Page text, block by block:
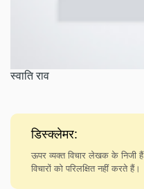
स्वाति राव
डिस्क्लेमर:
ऊपर व्यक्त विचार लेखक के
विचारों को परिलक्षित नहीं करते हैं।